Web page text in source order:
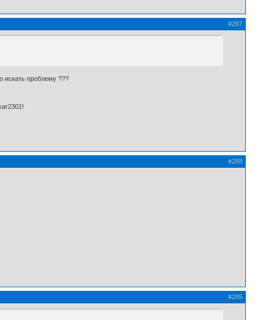
#287
искать проблему ???
#288
#289